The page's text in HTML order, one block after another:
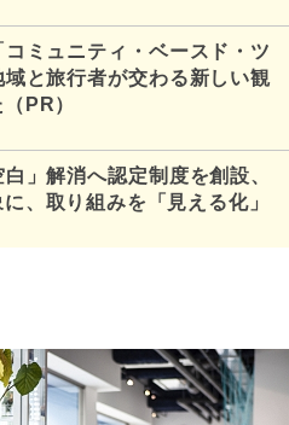
ミュニティ・ベースド・ツ
と旅行者が交わる新しい観
PR）
」解消へ認定制度を創設、
、取り組みを「見える化」